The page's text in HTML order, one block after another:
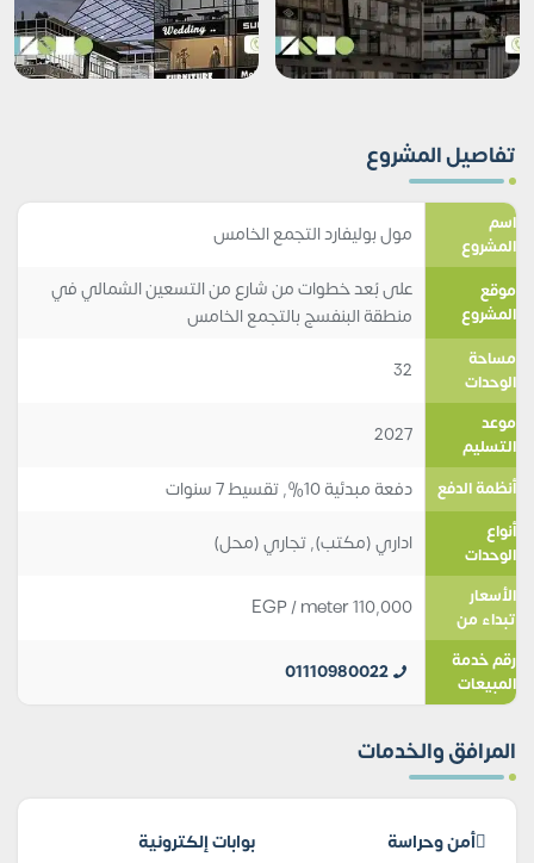
تفاصيل المشروع
اسم
المشروع
مول بوليفارد التجمع الخامس
موقع
المشروع
على بُعد خطوات من شارع من التسعين الشمالي في
منطقة البنفسج بالتجمع الخامس
مساحة
الوحدات
32
موعد
التسليم
2027
أنظمة الدفع دفعة مبدئية 10%, تقسيط 7 سنوات
أنواع
الوحدات
اداري (مكتب),تجاري (محل)
الأسعار
تبداء من
110,000
EGP/ meter
رقم خدمة
المبيعات
01110980022
المرافق والخدمات
أمن وحراسة
بوابات إلكترونية